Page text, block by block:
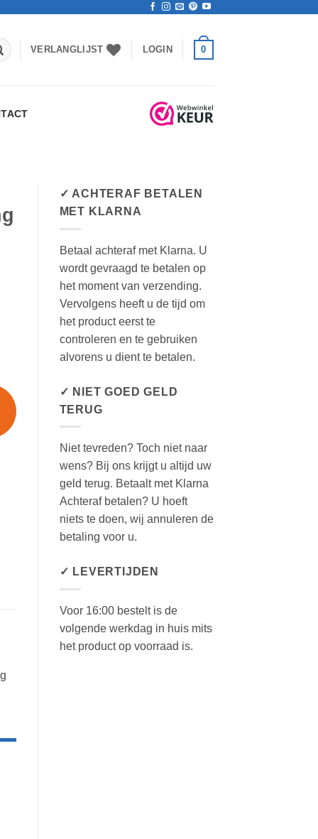
VERLANGLIJST LOGIN 0
✓ ACHTERAF BETALEN
MET KLARNA
Betaal achteraf met Klarna. U
wordt gevraagd te betalen op
het moment van verzending.
Vervolgens heeft u de tijd om
het product eerst te
controleren en te gebruiken
alvorens u dient te betalen.
✓ NIET GOED GELD
TERUG
Niet tevreden? Toch niet naar
wens? Bij ons krijgt u altijd uw
geld terug. Betaalt met Klarna
Achteraf betalen? U hoeft
niets te doen, wij annuleren de
betaling voor u.
✓ LEVERTIJDEN
Voor 16:00 bestelt is de
volgende werkdag in huis mits
het product op voorraad is.